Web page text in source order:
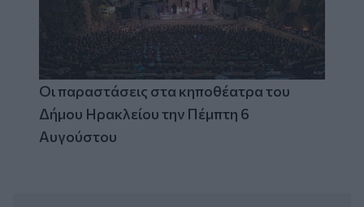
Οι παραστάσεις στα κηποθέατρα του
Δήμου Ηρακλείου την Πέμπτη 6
Αυγούστου